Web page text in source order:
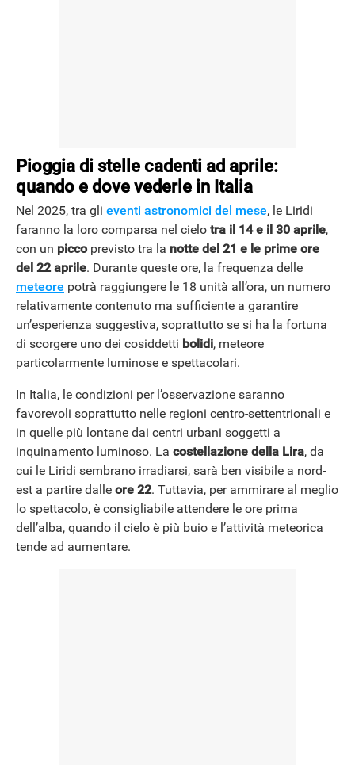
Pioggia di stelle cadenti ad aprile:
quando e dove vederle in Italia
Nel 2025, tra gli eventi astronomici del mese, le Liridi
faranno la loro comparsa nel cielo tra il 14 e il 30 aprile,
con un piccoprevisto tra la notte del 21 e le prime ore
del 22 aprile. Durante queste ore, la frequenza delle
meteore potrà raggiungere le 18 unità all’ora, un numero
relativamente contenuto ma sufficiente a garantire
un’esperienza suggestiva, soprattutto se si ha la fortuna
di scorgere uno dei cosiddetti bolidi, meteore
particolarmente luminose e spettacolari.
In Italia, le condizioni per l’osservazione saranno
favorevoli soprattutto nelle regioni centro-settentrionali e
in quelle più lontane dai centri urbani soggetti a
inquinamento luminoso. La costellazione della Lira, da
cui le Liridi sembrano irradiarsi, sarà ben visibile a nord-
est a partire dalle ore 22. Tuttavia, per ammirare al meglio
lo spettacolo, è consigliabile attendere le ore prima
dell’alba, quando il cielo è più buio e l’attività meteorica
tende ad aumentare.